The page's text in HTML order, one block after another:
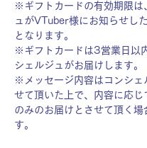
※ギフトカードの有効期限は
ュがVTuber様にお知らせし
となります。
※ギフトカードは3営業日以
シェルジュがお届けします。
※メッセージ内容はコンシェ
せて頂いた上で、内容に応じ
のみのお届けとさせて頂く場
す。